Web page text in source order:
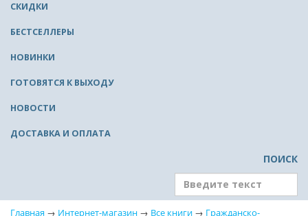
СКИДКИ
БЕСТСЕЛЛЕРЫ
НОВИНКИ
ГОТОВЯТСЯ К ВЫХОДУ
НОВОСТИ
ДОСТАВКА И ОПЛАТА
ПОИСК
Главная → Интернет-магазин → Все книги → Гражданско-